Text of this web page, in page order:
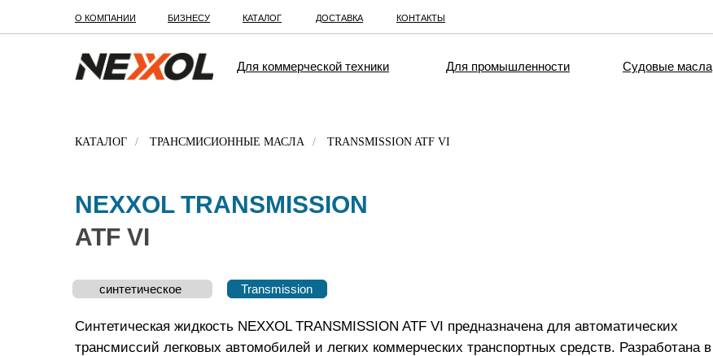
Для коммерческой техники Для промышленности Судовые масла
О КОМПАНИИ БИЗНЕСУ КАТАЛОГ ДОСТАВКА КОНТАКТЫ
КАТАЛОГ / ТРАНСМИСИОННЫЕ МАСЛА / TRANSMISSION ATF VI
Синтетическая жидкость NEXXOL TRANSMISSION ATF VI предназначена для автоматических
трансмиссий легковых автомобилей и легких коммерческих транспортных средств. Разработана в
NEXXOL TRANSMISSION
минеральное Transmission
синтетическое Transmission
синтетическое Transmission
синтетическое Transmission
ATF VI